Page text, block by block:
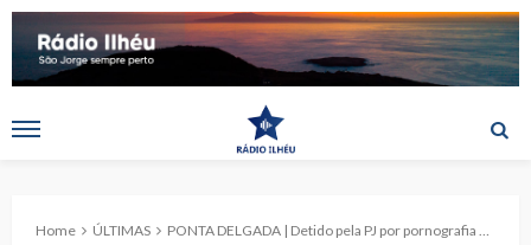
Home ÚLTIMAS PONTA DELGADA | Detido pela PJ por pornografia de menores